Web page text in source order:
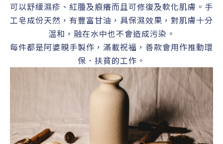
可以舒緩濕疹、紅腫及痕癢而且可修復及軟化肌膚。手
工皂成份天然，有豐富甘油，具保濕效果，對肌膚十分
温和 ， 融在水中也不會造成污染。
每件都是阿婆親手製作，滿載祝福，善款會用作推動環
保．扶貧的工作。